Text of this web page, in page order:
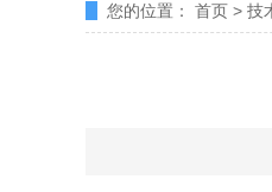
您的位置： 首页 > 技